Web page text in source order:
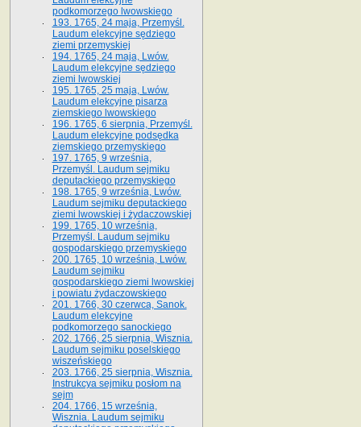
podkomorzego lwowskiego
193. 1765, 24 maja, Przemyśl.
Laudum elekcyjne sędziego
ziemi przemyskiej
194. 1765, 24 maja, Lwów.
Laudum elekcyjne sędziego
ziemi lwowskiej
195. 1765, 25 maja, Lwów.
Laudum elekcyjne pisarza
ziemskiego lwowskiego
196. 1765, 6 sierpnia, Przemyśl.
Laudum elekcyjne podsędka
ziemskiego przemyskiego
197. 1765, 9 września,
Przemyśl. Laudum sejmiku
deputackiego przemyskiego
198. 1765, 9 września, Lwów.
Laudum sejmiku deputackiego
ziemi lwowskiej i żydaczowskiej
199. 1765, 10 września,
Przemyśl. Laudum sejmiku
gospodarskiego przemyskiego
200. 1765, 10 września, Lwów.
Laudum sejmiku
gospodarskiego ziemi lwowskiej
i powiatu żydaczowskiego
201. 1766, 30 czerwca, Sanok.
Laudum elekcyjne
podkomorzego sanockiego
202. 1766, 25 sierpnia, Wisznia.
Laudum sejmiku poselskiego
wiszeńskiego
203. 1766, 25 sierpnia, Wisznia.
Instrukcya sejmiku posłom na
sejm
204. 1766, 15 września,
Wisznia. Laudum sejmiku